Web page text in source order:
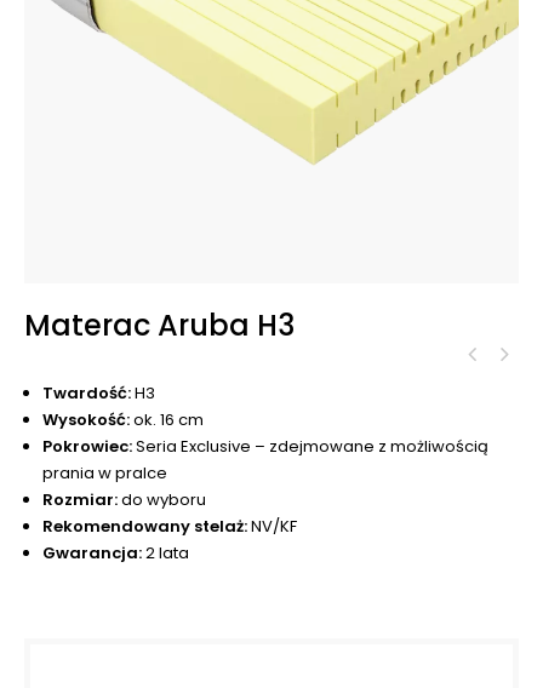
Materac Aruba H3
Twardość:H3
Wysokość:ok. 16 cm
Pokrowiec:Seria Exclusive – zdejmowane z możliwością
prania w pralce
Rozmiar:do wyboru
Rekomendowany stelaż:NV/KF
Gwarancja:2 lata